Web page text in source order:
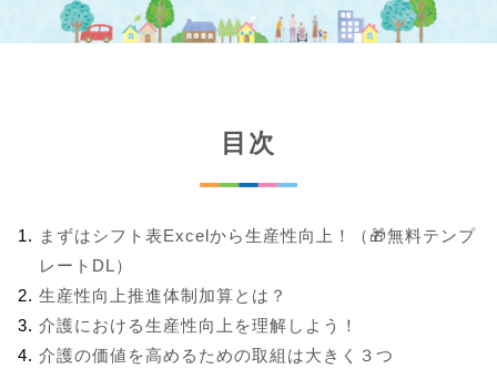
目次
まずはシフト表Excelから生産性向上！（🎁無料テンプ
レートDL）
生産性向上推進体制加算とは？
介護における生産性向上を理解しよう！
介護の価値を高めるための取組は大きく３つ